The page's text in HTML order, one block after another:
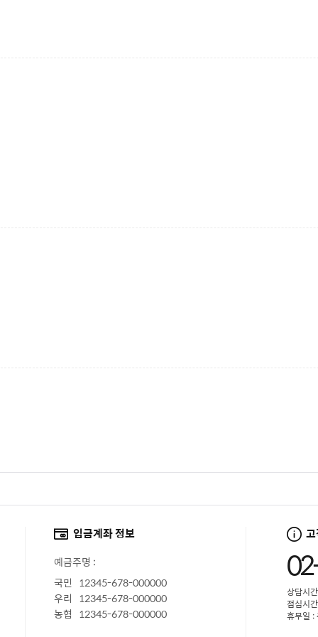
입금계좌 정보
예금주명 :
국민 12345-678-000000
우리 12345-678-000000
농협 12345-678-000000
상담시
점심시
휴무일 :